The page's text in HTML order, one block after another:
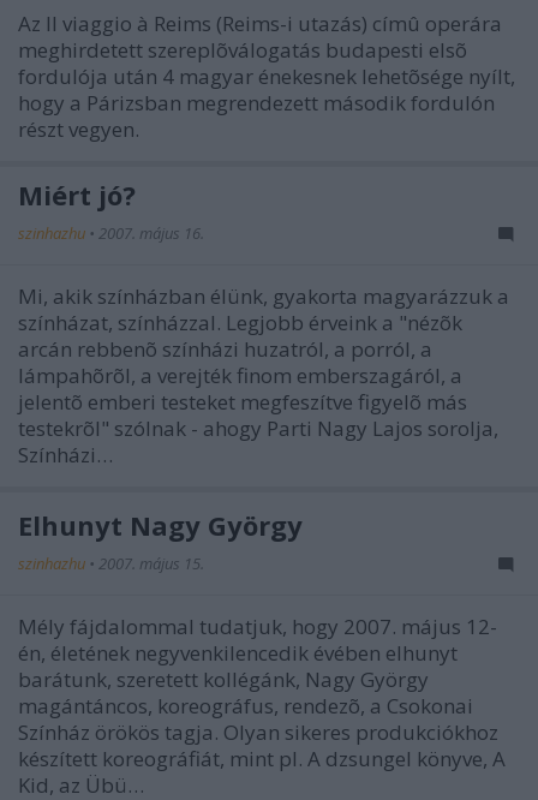
Az Il viaggio à Reims (Reims-i utazás) címû operára
meghirdetett szereplõválogatás budapesti elsõ
fordulója után 4 magyar énekesnek lehetõsége nyílt,
hogy a Párizsban megrendezett második fordulón
részt vegyen.
Miért jó?
szinhazhu • 2007. május 16.
Mi, akik színházban élünk, gyakorta magyarázzuk a
színházat, színházzal. Legjobb érveink a "nézõk
arcán rebbenõ színházi huzatról, a porról, a
lámpahõrõl, a verejték finom emberszagáról, a
jelentõ emberi testeket megfeszítve figyelõ más
testekrõl" szólnak - ahogy Parti Nagy Lajos sorolja,
Színházi…
Elhunyt Nagy György
szinhazhu • 2007. május 15.
Mély fájdalommal tudatjuk, hogy 2007. május 12-
én, életének negyvenkilencedik évében elhunyt
barátunk, szeretett kollégánk, Nagy György
magántáncos, koreográfus, rendezõ, a Csokonai
Színház örökös tagja. Olyan sikeres produkciókhoz
készített koreográfiát, mint pl. A dzsungel könyve, A
Kid, az Übü…